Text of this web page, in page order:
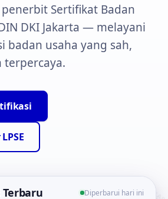
Sertifikat Badan
DKI Jakarta — melayani
badan usaha yang sah,
terpercaya.
Terbaru Diperbarui hari ini